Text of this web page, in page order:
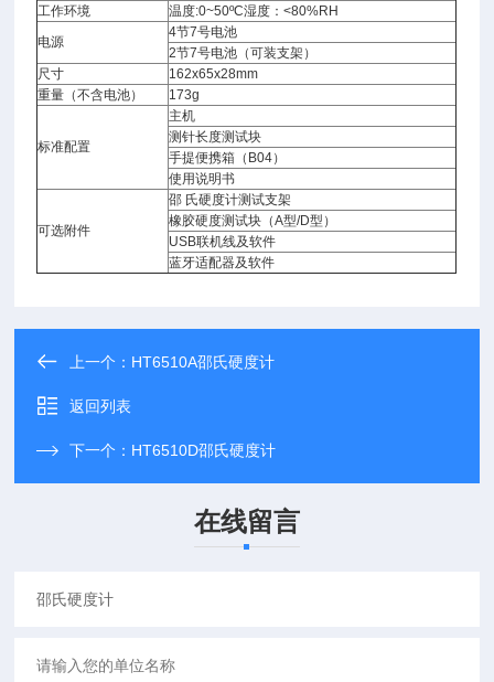
工作环境
温度:0~50ºC湿度：˂80%RH
电源
4节7号电池
2节7号电池（可装支架）
尺寸
162x65x28mm
重量（不含电池）
173g
标准配置
主机
测针长度测试块
手提便携箱（B04）
使用说明书
可选附件
邵 氏硬度计测试支架
橡胶硬度测试块（A型/D型）
USB联机线及软件
蓝牙适配器及软件
上一个： HT6510A邵氏硬度计
返回列表
下一个： HT6510D邵氏硬度计
在线留言